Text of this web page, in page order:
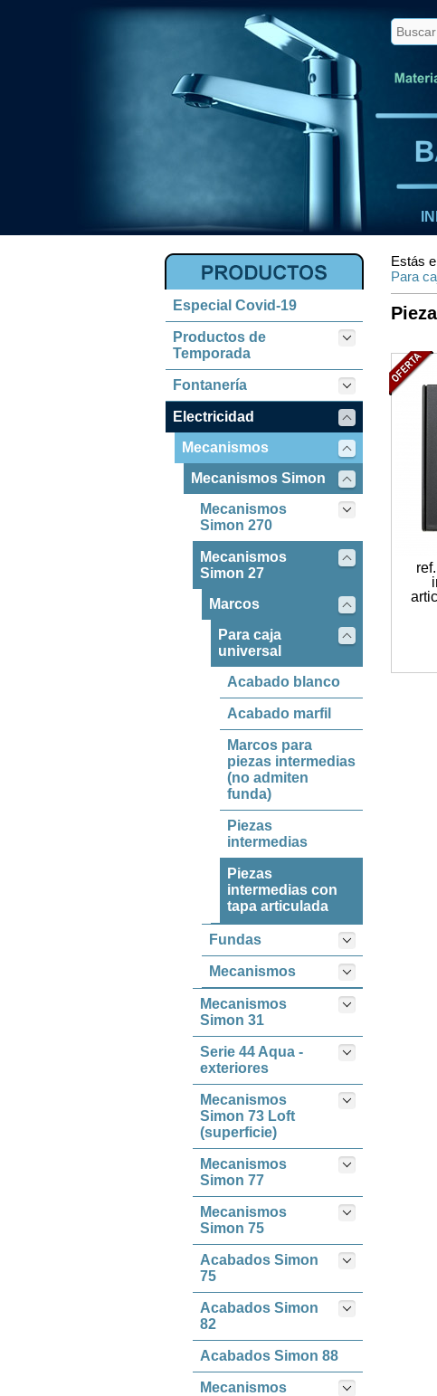
Especial Covid-19
Productos de
Temporada
Fontanería
Electricidad
Mecanismos
Mecanismos Simon
Mecanismos
Simon 270
Mecanismos
Simon 27
Marcos
Para caja
universal
Acabado blanco
Acabado marfil
Marcos para
piezas intermedias
(no admiten
funda)
Piezas
intermedias
Piezas
intermedias con
tapa articulada
Fundas
Mecanismos
Mecanismos
Simon 31
Serie 44 Aqua -
exteriores
Mecanismos
Simon 73 Loft
(superficie)
Mecanismos
Simon 77
Mecanismos
Simon 75
Acabados Simon
75
Acabados Simon
82
Acabados Simon 88
Mecanismos
Estás
Para